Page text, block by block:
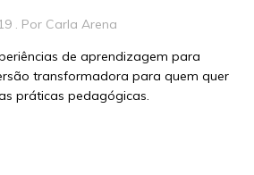
. Por Carla Arena
de aprendizagem para
transformadora para quem quer
práticas pedagógicas.